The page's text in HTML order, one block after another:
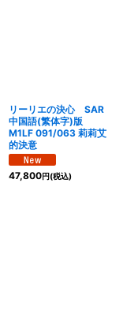
リーリエの決心 SAR
中国語(繁体字)版
M1LF 091/063 莉莉艾
的決意
47,800円(税込)